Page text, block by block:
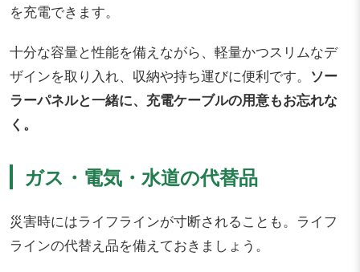
を充電できます。
十分な容量と性能を備えながら、軽量かつスリムなデ
ザインを取り入れ、収納や持ち運びに便利です。 ソー
ラーパネルと一緒に、充電ケーブルの用意もお忘れな
く。
ガス・電気・水道の代替品
災害時にはライフラインが寸断されることも。ライフ
ラインの代替え品を備えておきましょう。